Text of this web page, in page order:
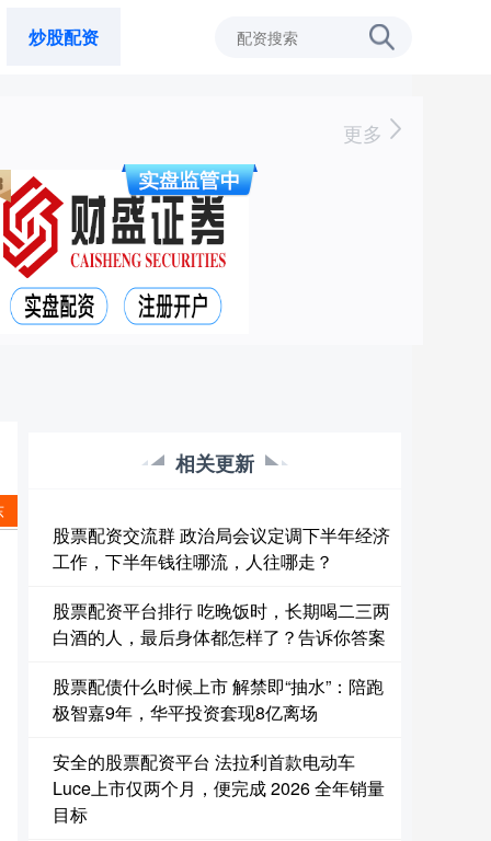
炒股配资
更多
相关更新
股票配资交流群 政治局会议定调下半年经济
工作，下半年钱往哪流，人往哪走？
股票配资平台排行 吃晚饭时，长期喝二三两
白酒的人，最后身体都怎样了？告诉你答案
股票配债什么时候上市 解禁即“抽水”：陪跑
极智嘉9年，华平投资套现8亿离场
安全的股票配资平台 法拉利首款电动车
Luce上市仅两个月，便完成 2026 全年销量
目标